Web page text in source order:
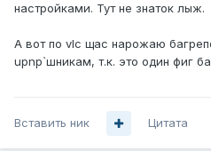
настройками. Тут не знаток лыж.
А вот по vlc щас нарожаю
upnp`шникам, т.к. это один фиг
Вставить ник Цитата